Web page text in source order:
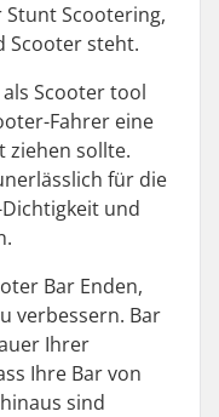
Scootering,
Scooter steht.
Scooter tool
Fahrer eine
ziehen sollte.
für die
und
Bar Enden,
verbessern. Bar
Ihrer
Ihre Bar von
sind